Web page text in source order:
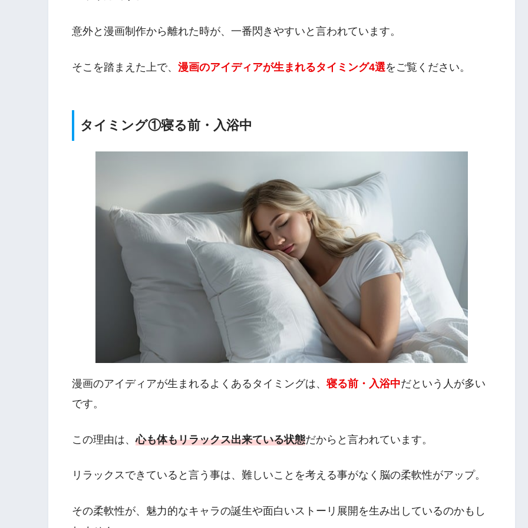
意外と漫画制作から離れた時が、一番閃きやすいと言われています。
そこを踏まえた上で、 漫画のアイディアが生まれるタイミング4選をご覧ください。
タイミング①寝る前・入浴中
漫画のアイディアが生まれるよくあるタイミングは、寝る前・入浴中だという人が多い
です。
この理由は、心も体もリラックス出来ている状態だからと言われています。
リラックスできていると言う事は、難しいことを考える事がなく脳の柔軟性がアップ。
その柔軟性が、魅力的なキャラの誕生や面白いストーリ展開を生み出しているのかもし